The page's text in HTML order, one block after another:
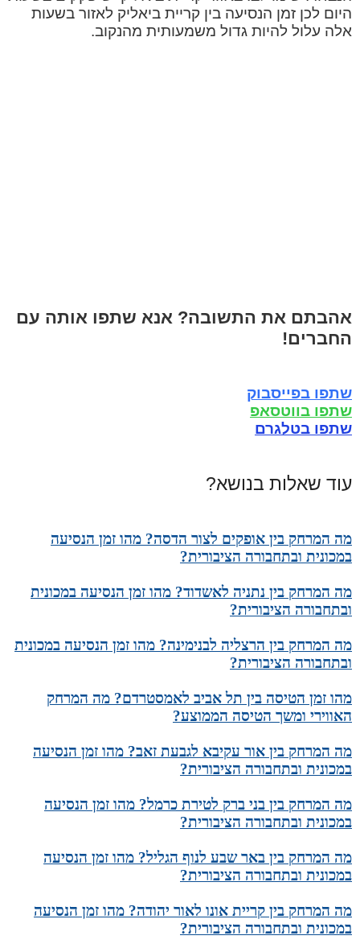
היום לכן זמן הנסיעה בין קריית ביאליק לאזור בשעות
אלה עלול להיות גדול משמעותית מהנקוב.
אהבתם את התשובה? אנא שתפו אותה עם
החברים!
שתפו בפייסבוק
שתפו בווטסאפ
שתפו בטלגרם
עוד שאלות בנושא?
מה המרחק בין אופקים לצור הדסה? מהו זמן הנסיעה
במכונית ובתחבורה הציבורית?
מה המרחק בין נתניה לאשדוד? מהו זמן הנסיעה במכונית
ובתחבורה הציבורית?
מה המרחק בין הרצליה לבנימינה? מהו זמן הנסיעה במכונית
ובתחבורה הציבורית?
מהו זמן הטיסה בין תל אביב לאמסטרדם? מה המרחק
האווירי ומשך הטיסה הממוצע?
מה המרחק בין אור עקיבא לגבעת זאב? מהו זמן הנסיעה
במכונית ובתחבורה הציבורית?
מה המרחק בין בני ברק לטירת כרמל? מהו זמן הנסיעה
במכונית ובתחבורה הציבורית?
מה המרחק בין באר שבע לנוף הגליל? מהו זמן הנסיעה
במכונית ובתחבורה הציבורית?
מה המרחק בין קריית אונו לאור יהודה? מהו זמן הנסיעה
במכונית ובתחבורה הציבורית?